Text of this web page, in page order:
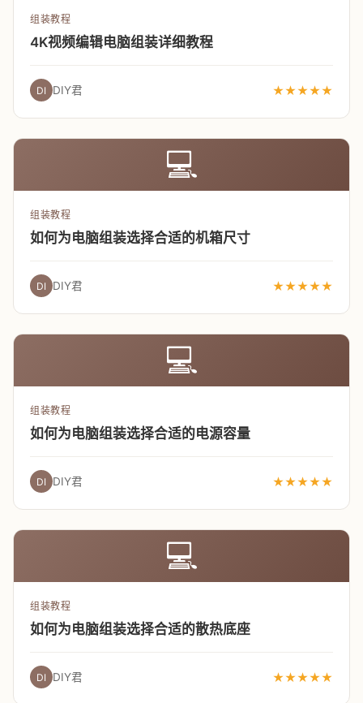
组装教程
4K视频编辑电脑组装详细教程
DI DIY君 ★★★★★
💻
组装教程
如何为电脑组装选择合适的机箱尺寸
DI DIY君 ★★★★★
💻
组装教程
如何为电脑组装选择合适的电源容量
DI DIY君 ★★★★★
💻
组装教程
如何为电脑组装选择合适的散热底座
DI DIY君 ★★★★★